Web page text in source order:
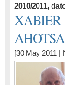
2010/2011,
XABIER
AHOTSA
[30 May 2011 |